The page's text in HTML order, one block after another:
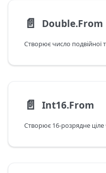
📄️ Double.From
Створює число подвійної
📄️ Int16.From
Створює 16-розрядне ціле